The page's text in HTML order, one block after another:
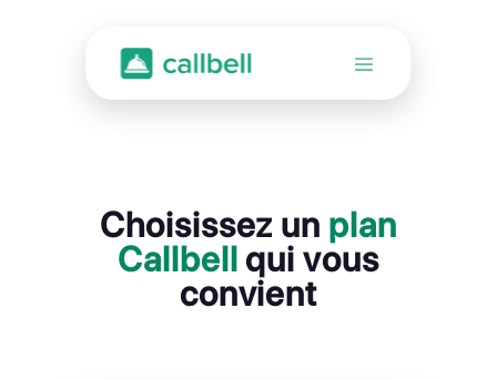
Choisissez unplan
Callbellqui vous